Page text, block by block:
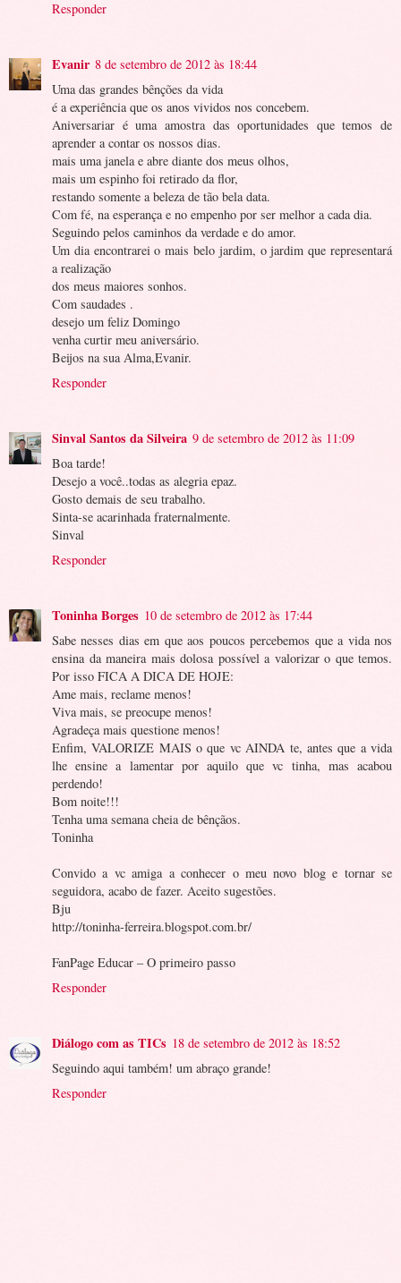
Responder
Evanir 8 de setembro de 2012 às 18:44
Uma das grandes bênções da vida
é a experiência que os anos vividos nos concebem.
Aniversariar é uma amostra das oportunidades que temos de
aprender a contar os nossos dias.
mais uma janela e abre diante dos meus olhos,
mais um espinho foi retirado da flor,
restando somente a beleza de tão bela data.
Com fé, na esperança e no empenho por ser melhor a cada dia.
Seguindo pelos caminhos da verdade e do amor.
Um dia encontrarei o mais belo jardim, o jardim que representará
a realização
dos meus maiores sonhos.
Com saudades .
desejo um feliz Domingo
venha curtir meu aniversário.
Beijos na sua Alma,Evanir.
Responder
Sinval Santos da Silveira 9 de setembro de 2012 às 11:09
Boa tarde!
Desejo a você..todas as alegria epaz.
Gosto demais de seu trabalho.
Sinta-se acarinhada fraternalmente.
Sinval
Responder
Toninha Borges 10 de setembro de 2012 às 17:44
Sabe nesses dias em que aos poucos percebemos que a vida nos
ensina da maneira mais dolosa possível a valorizar o que temos.
Por isso FICA A DICA DE HOJE:
Ame mais, reclame menos!
Viva mais, se preocupe menos!
Agradeça mais questione menos!
Enfim, VALORIZE MAIS o que vc AINDA te, antes que a vida
lhe ensine a lamentar por aquilo que vc tinha, mas acabou
perdendo!
Bom noite!!!
Tenha uma semana cheia de bênçãos.
Toninha
Convido a vc amiga a conhecer o meu novo blog e tornar se
seguidora, acabo de fazer. Aceito sugestões.
Bju
http://toninha-ferreira.blogspot.com.br/
FanPage Educar – O primeiro passo
Responder
Diálogo com as TICs 18 de setembro de 2012 às 18:52
Seguindo aqui também! um abraço grande!
Responder